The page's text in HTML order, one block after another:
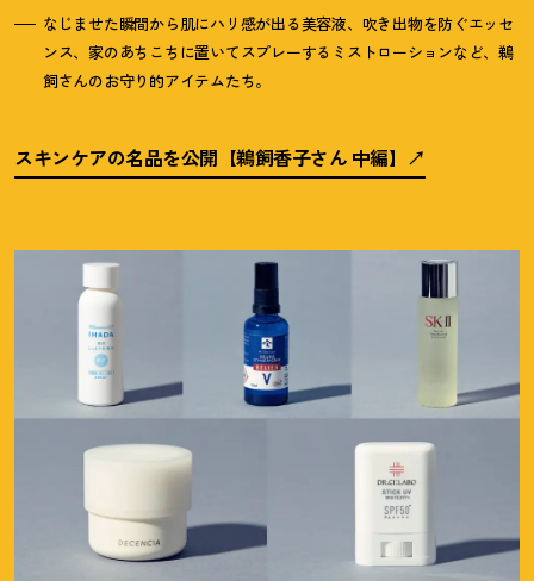
なじませた瞬間から肌にハリ感が出る美容液、吹き出物を防ぐエッセ
ンス、家のあちこちに置いてスプレーするミストローションなど、鵜
飼さんのお守り的アイテムたち。
スキンケアの名品を公開【鵜飼香子さん 中編】